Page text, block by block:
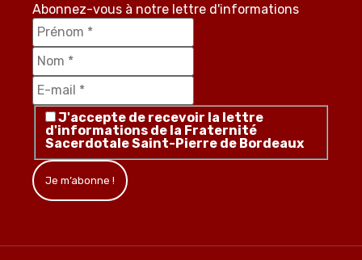
Abonnez-vous à notre lettre d'informations
J'accepte de recevoir la lettre
d'informations de la Fraternité
Sacerdotale Saint-Pierre de Bordeaux